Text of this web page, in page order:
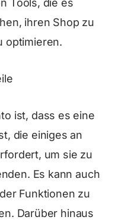
Tools, die es
ihren Shop zu
optimieren.
ist, dass es eine
die einiges an
um sie zu
Es kann auch
Funktionen zu
Darüber hinaus